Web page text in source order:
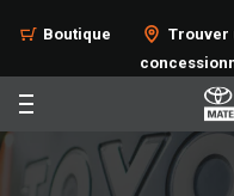
Boutique
Trouver